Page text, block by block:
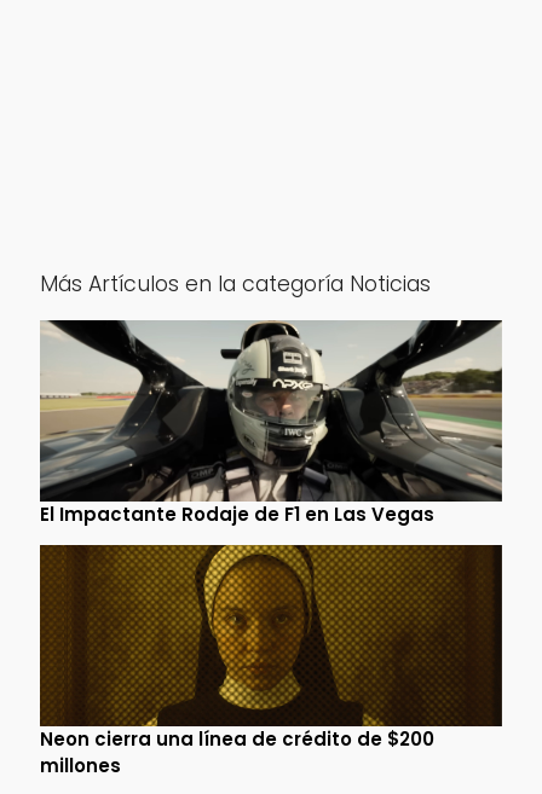
Más Artículos en la categoría Noticias
El Impactante Rodaje de F1 en Las Vegas
Neon cierra una línea de crédito de $200
millones